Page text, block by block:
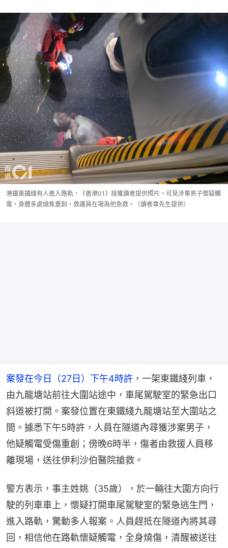
港鐵東鐵綫有人進入路軌，《香港01》接獲讀者提供照片，可見涉事男子懷疑觸
電，身體多處燒焦重創，救護員在場為他急救。（讀者韋先生提供）
案發在今日（27日）下午4時許 ，一架東鐵綫列車，
由九龍塘站前往大圍站途中，車尾駕駛室的緊急出口
斜道被打開。案發位置在東鐵綫九龍塘站至大圍站之
間。據悉下午5時許，人員在隧道內尋獲涉案男子，
他疑觸電受傷重創；傍晚6時半，傷者由救援人員移
離現場，送往伊利沙伯醫院搶救。
警方表示，事主姓姚（35歲），於一輛往大圍方向行
駛的列車車上，懷疑打開車尾駕駛室的緊急逃生門，
進入路軌，驚動多人報案。人員趕抵在隧道內將其尋
回，相信他在路軌懷疑觸電，全身燒傷，清醒被送往